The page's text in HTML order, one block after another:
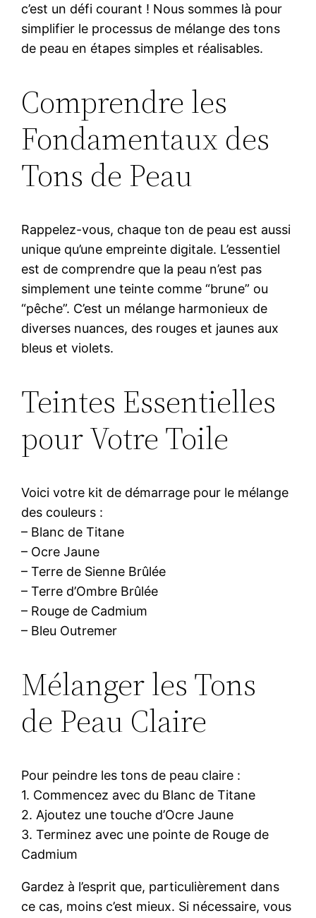
c’est un défi courant ! Nous sommes là pour
simplifier le processus de mélange des tons
de peau en étapes simples et réalisables.
Comprendre les
Fondamentaux des
Tons de Peau
Rappelez-vous, chaque ton de peau est aussi
unique qu’une empreinte digitale. L’essentiel
est de comprendre que la peau n’est pas
simplement une teinte comme “brune” ou
“pêche”. C’est un mélange harmonieux de
diverses nuances, des rouges et jaunes aux
bleus et violets.
Teintes Essentielles
pour Votre Toile
Voici votre kit de démarrage pour le mélange
des couleurs :
– Blanc de Titane
– Ocre Jaune
– Terre de Sienne Brûlée
– Terre d’Ombre Brûlée
– Rouge de Cadmium
– Bleu Outremer
Mélanger les Tons
de Peau Claire
Pour peindre les tons de peau claire :
1. Commencez avec du Blanc de Titane
2. Ajoutez une touche d’Ocre Jaune
3. Terminez avec une pointe de Rouge de
Cadmium
Gardez à l’esprit que, particulièrement dans
ce cas, moins c’est mieux. Si nécessaire, vous